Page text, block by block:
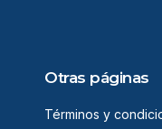
Otras páginas
Términos y